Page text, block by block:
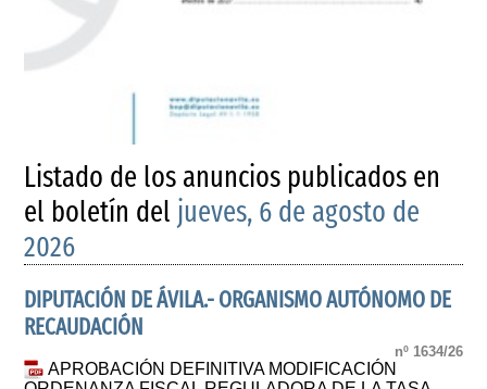
Listado de los anuncios publicados en
el boletín del jueves, 6 de agosto de
2026
DIPUTACIÓN DE ÁVILA.- ORGANISMO AUTÓNOMO DE
RECAUDACIÓN
nº 1634/26
APROBACIÓN DEFINITIVA MODIFICACIÓN